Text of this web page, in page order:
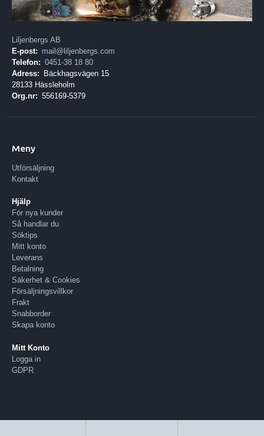
Liljenbergs AB
E-post: mail@liljenbergs.com
Telefon: 0451-38 18 80
Adress:
Bäckhagsvägen 15
28133 Hässleholm
Org.nr: 556169-5379
Meny
Utförsäljning
Kontakt
Hjälp
För nya kunder
Så handlar du
Söktips
Mitt konto
Leverans
Betalning
Säkerhet & Cookies
Försäljningsvillkor
Frakt
Snabborder
Skapa konto
Mitt Konto
Logga in
GDPR